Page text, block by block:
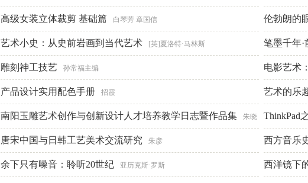
高级女装立体裁剪 基础篇 白琴芳 章国信 伦勃朗的
艺术小史：从史前岩画到当代艺术 [英]夏洛特·马林斯 笔墨千年
雕刻神工技艺 孙常福主编 电影艺术
产品设计实用配色手册 招霞 艺术的乐
南阳玉雕艺术创作与创新设计人才培养教学日志暨作品集 朱晓
红
ThinkPad
唐宋中国与日韩工艺美术交流研究 朱彦 西方音乐
余下只有噪音：聆听20世纪 亚历克斯·罗斯 西洋镜下